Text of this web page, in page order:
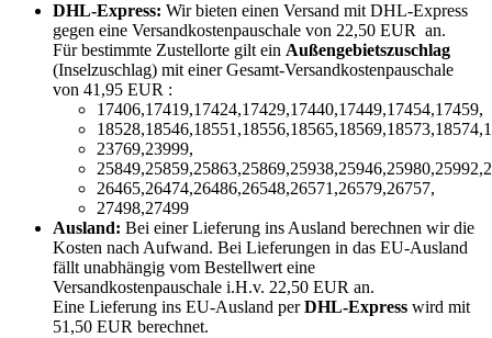
DHL-Express: Wir bieten einen Versand mit DHL-Express
gegen eine Versandkostenpauschale von 22,50 EUR an.
Für bestimmte Zustellorte gilt ein Außengebietszuschlag
(Inselzuschlag) mit einer Gesamt-Versandkostenpauschale
von 41,95 EUR :
17406,17419,17424,17429,17440,17449,17454,17459,
23769,23999,
26465,26474,26486,26548,26571,26579,26757,
27498,27499
Ausland: Bei einer Lieferung ins Ausland berechnen wir die
Kosten nach Aufwand. Bei Lieferungen in das EU-Ausland
fällt unabhängig vom Bestellwert eine
Versandkostenpauschale i.H.v. 22,50 EUR an.
Eine Lieferung ins EU-Ausland perDHL-Express wird mit
51,50 EUR berechnet.